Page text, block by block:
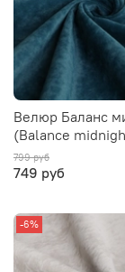
Велюр Баланс
(Balance
799 руб
749 руб
-6%